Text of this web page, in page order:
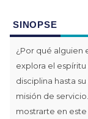
SINOPSE
¿Por qué alguien
explora el espíritu
disciplina hasta
misión de
mostrarte en este